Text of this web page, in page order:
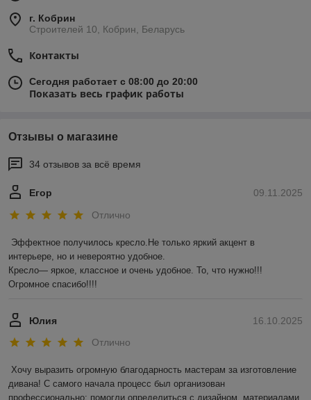
г. Кобрин
Строителей 10, Кобрин, Беларусь
Контакты
Сегодня работает с 08:00 до 20:00
Показать весь график работы
Отзывы о магазине
34 отзывов за всё время
09.11.2025
Егор
Отлично
Эффектное получилось кресло.Не только яркий акцент в
интерьере, но и невероятно удобное.
Кресло— яркое, классное и очень удобное. То, что нужно!!!
Огромное спасибо!!!!
16.10.2025
Юлия
Отлично
Хочу выразить огромную благодарность мастерам за изготовление
дивана! С самого начала процесс был организован
профессионально: помогли определиться с дизайном, материалами